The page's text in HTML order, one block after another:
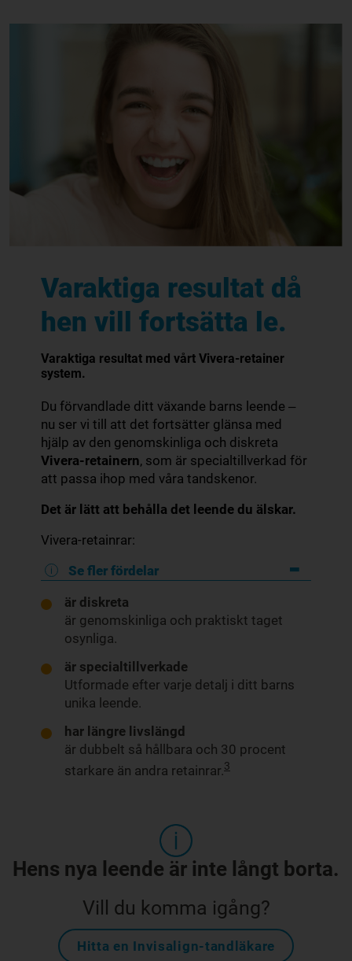
Varaktiga resultat då
hen vill fortsätta le.
Varaktiga resultat med vårt Vivera-retainer
system.
Du förvandlade ditt växande barns leende ‒
nu ser vi till att det fortsätter glänsa med
hjälp av den genomskinliga och diskreta
Vivera-retainern, som är specialtillverkad för
att passa ihop med våra tandskenor.
Det är lätt att behålla det leende du älskar.
Vivera-retainrar:
Se fler fördelar
är diskreta
är genomskinliga och praktiskt taget
osynliga.
är specialtillverkade
Utformade efter varje detalj i ditt barns
unika leende.
har längre livslängd
är dubbelt så hållbara och 30 procent
starkare än andra retainrar.3
Hens nya leende är inte långt borta.
Vill du komma igång?
Hitta en Invisalign-tandläkare